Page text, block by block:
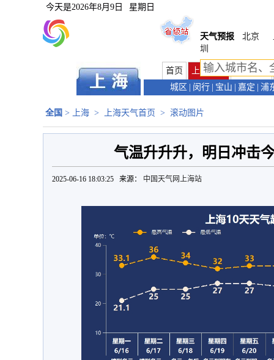
今天是2026年8月9日 星期日
天气预报 北京
圳
首页 上海首页
天气预报
城区
闵行 宝山 嘉定 浦
全国 > 上海 > 上海天气首页 > 滚动图片
气温升升升，明日冲击
2025-06-16 18:03:25 来源： 中国天气网上海站